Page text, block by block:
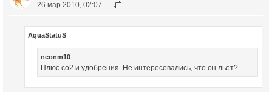
26 мар 2010, 02:07
AquaStatuS
neonm10
Плюс со2 и удобрения. Не интересовались, что он льет?